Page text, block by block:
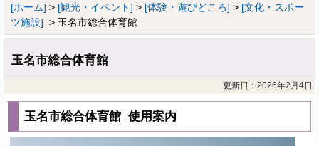
[ホーム] > [観光・イベント] > [体験・遊びどころ] > [文化・スポー
ツ施設] > 玉名市総合体育館
玉名市総合体育館
更新日：2026年2月4日
玉名市総合体育館 使用案内